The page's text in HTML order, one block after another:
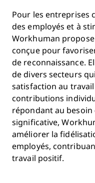
Pour les entreprises
des employés et à
Workhuman
conçue pour
de reconnaissance.
de divers secteurs
satisfaction au
contributions
répondant au besoin
significative,
améliorer la
employés,
travail positif.